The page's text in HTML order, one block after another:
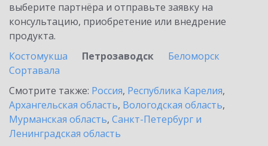
выберите партнёра и отправьте заявку на
консультацию, приобретение или внедрение
продукта.
Костомукша
Петрозаводск
Беломорск
Сортавала
Смотрите также: Россия, Республика Карелия,
Архангельская область, Вологодская область,
Мурманская область, Санкт-Петербург и
Ленинградская область